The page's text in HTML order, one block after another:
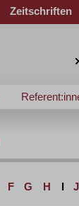
Zeitschriften
F G H I J